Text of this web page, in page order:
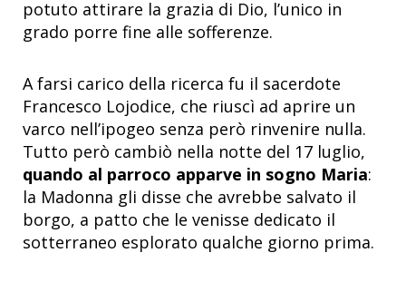
potuto attirare la grazia di Dio, l’unico in
grado porre fine alle sofferenze.
A farsi carico della ricerca fu il sacerdote
Francesco Lojodice, che riuscì ad aprire un
varco nell’ipogeo senza però rinvenire nulla.
Tutto però cambiò nella notte del 17 luglio,
quando al parroco apparve in sogno Maria:
la Madonna gli disse che avrebbe salvato il
borgo, a patto che le venisse dedicato il
sotterraneo esplorato qualche giorno prima.